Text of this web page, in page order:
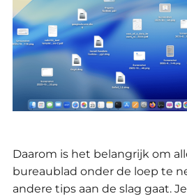
Daarom is het belangrijk om
bureaublad onder de loep te
andere tips aan de slag gaat.